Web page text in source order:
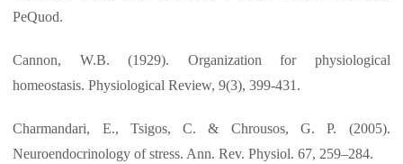
PeQuod.
Cannon, W.B. (1929). Organization for physiological
homeostasis. Physiological Review, 9(3), 399-431.
Charmandari, E., Tsigos, C. & Chrousos, G. P. (2005).
Neuroendocrinology of stress. Ann. Rev. Physiol. 67, 259–284.